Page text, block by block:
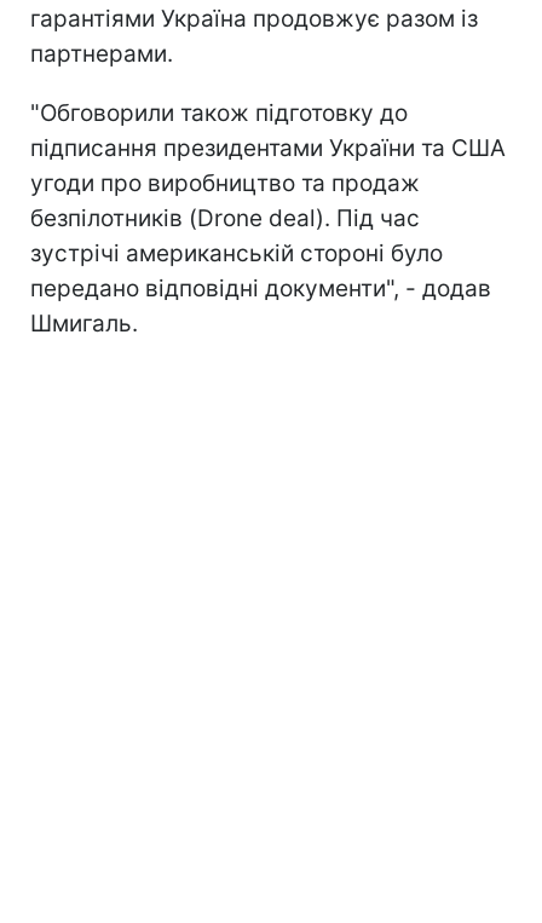
гарантіями Україна продовжує разом із
партнерами.
"Обговорили також підготовку до
підписання президентами України та США
угоди про виробництво та продаж
безпілотників (Drone deal). Під час
зустрічі американській стороні було
передано відповідні документи", - додав
Шмигаль.